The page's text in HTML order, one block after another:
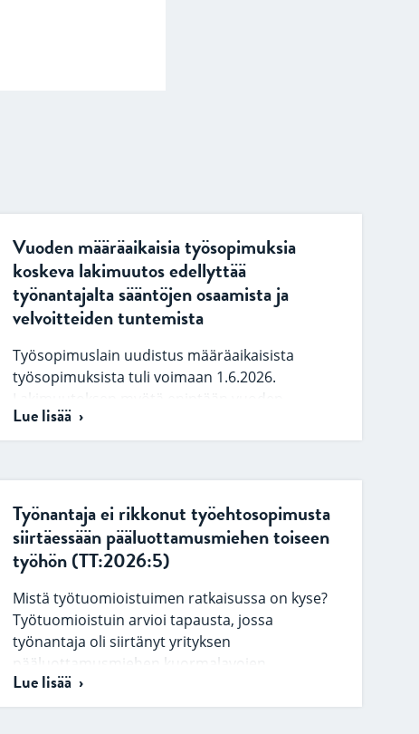
Vuoden määräaikaisia työsopimuksia
koskeva lakimuutos edellyttää
työnantajalta sääntöjen osaamista ja
velvoitteiden tuntemista
Työsopimuslain uudistus määräaikaisista
työsopimuksista tuli voimaan 1.6.2026.
Lakimuutoksen myötä enintään vuoden
kestävän määräaikaisen työsopimuksen voi
solmia ilman perusteltua syytä. Laissa…
Lue lisää
Työnantaja ei rikkonut työehtosopimusta
siirtäessään pääluottamusmiehen toiseen
työhön (TT:2026:5)
Mistä työtuomioistuimen ratkaisussa on kyse?
Työtuomioistuin arvioi tapausta, jossa
työnantaja oli siirtänyt yrityksen
pääluottamusmiehen kuormalavojen
valmistuslinjalta kaapelikelatuotannon
tuotantohenkilöksi. Työnantaja oli…
Lue lisää